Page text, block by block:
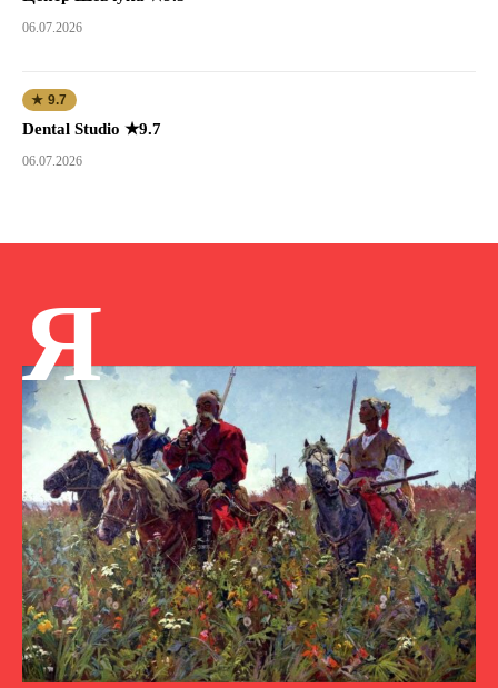
06.07.2026
★ 9.7
Dental Studio ★9.7
06.07.2026
Я